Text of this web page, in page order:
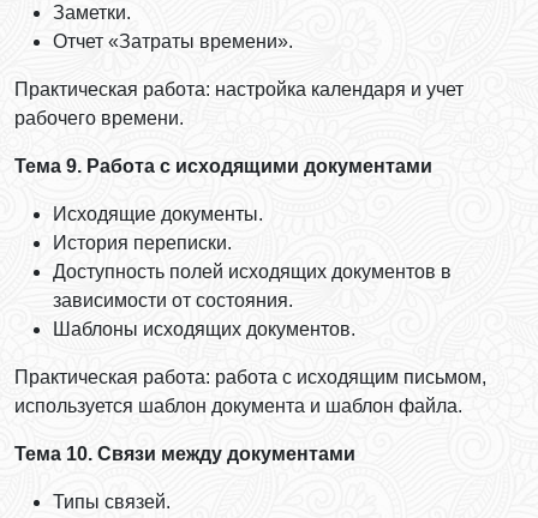
Заметки.
Отчет «Затраты времени».
Практическая работа: настройка календаря и учет
рабочего времени.
Тема 9. Работа с исходящими документами
Исходящие документы.
История переписки.
Доступность полей исходящих документов в
зависимости от состояния.
Шаблоны исходящих документов.
Практическая работа: работа с исходящим письмом,
используется шаблон документа и шаблон файла.
Тема 10. Связи между документами
Типы связей.